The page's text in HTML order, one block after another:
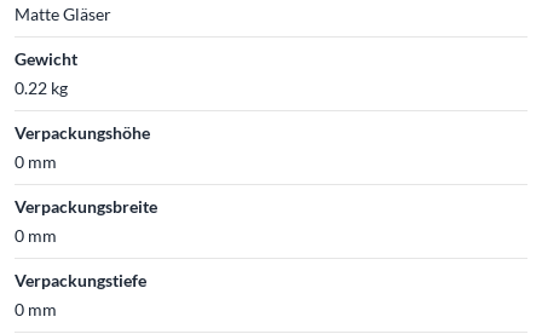
Matte Gläser
Gewicht
0.22 kg
Verpackungshöhe
0 mm
Verpackungsbreite
0 mm
Verpackungstiefe
0 mm